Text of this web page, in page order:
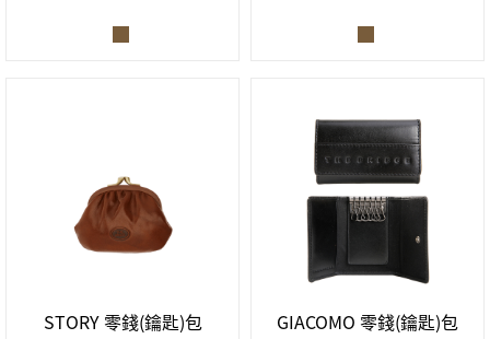
關於 THE BRIDGE
女士夾款 LADIES' WALLET
STORY 零錢(鑰匙)包 GIACOMO 零錢(鑰匙)包